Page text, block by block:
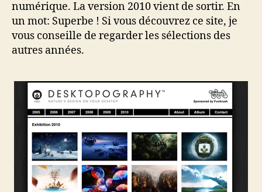
numérique. La version 2010 vient de sortir. En
un mot: Superbe ! Si vous découvrez ce site, je
vous conseille de regarder les sélections des
autres années.